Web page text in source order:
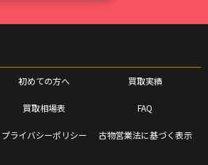
初めての方へ 買取実績
買取相場表 FAQ
プライバシーポリシー 古物営業法に基づく表示